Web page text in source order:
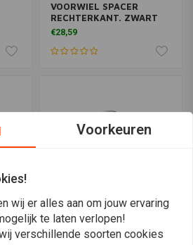
VOORWIEL SPACER
RECHTERKANT. ZWART
€28,59
Lagerset voor wiel /
Voorkeuren
wij er alles aan om jouw ervaring
te laten verlopen!
verschillende soorten cookies